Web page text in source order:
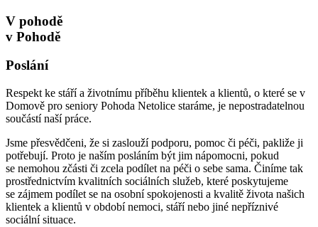
V pohodě
v Pohodě
Poslání
Respekt ke stáří a životnímu příběhu klientek a klientů, o které se v
Domově pro seniory Pohoda Netolice staráme, je nepostradatelnou
součástí naší práce.
Jsme přesvědčeni, že si zaslouží podporu, pomoc či péči, pakliže ji
potřebují. Proto je naším posláním být jim nápomocni, pokud
se nemohou zčásti či zcela podílet na péči o sebe sama. Činíme tak
prostřednictvím kvalitních sociálních služeb, které poskytujeme
se zájmem podílet se na osobní spokojenosti a kvalitě života našich
klientek a klientů v období nemoci, stáří nebo jiné nepříznivé
sociální situace.